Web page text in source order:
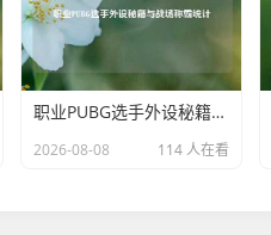
职业PUBG选手外设秘籍与战场称霸统计
2026-08-08 114 人在看